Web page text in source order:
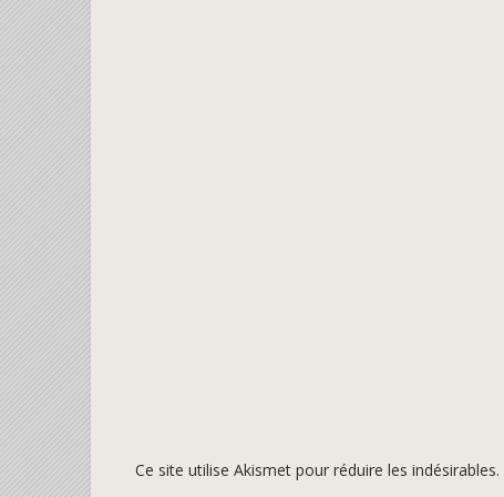
Ce site utilise Akismet pour réduire les indésirables.